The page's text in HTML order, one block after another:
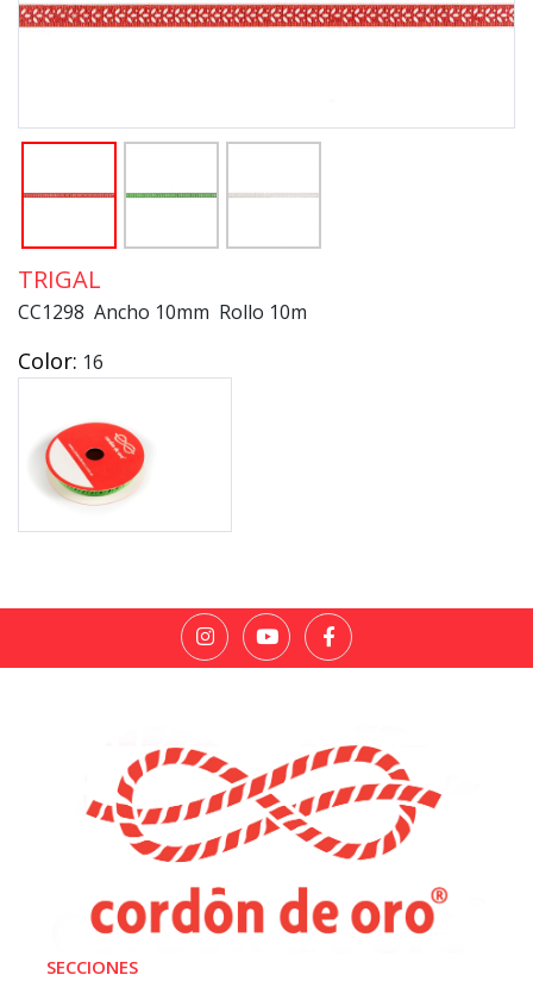
TRIGAL
CC1298 Ancho 10mm Rollo 10m
Color: 16
SECCIONES